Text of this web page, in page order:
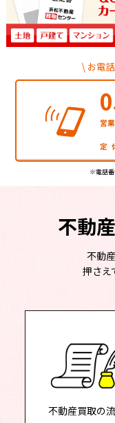
お電
営
定
※電話番
不動
不動
押さえ
不動産買取の